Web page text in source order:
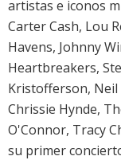
artistas e iconos
Carter Cash, Lou
Havens, Johnny
Heartbreakers,
Kristofferson, Neil
Chrissie Hynde,
O'Connor, Tracy
su primer